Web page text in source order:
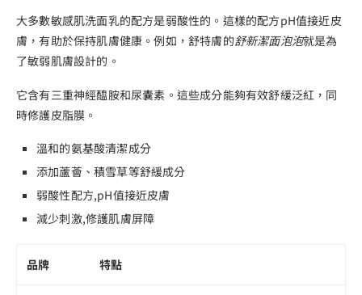
大多數敏感肌洗面乳的配方是弱酸性的。這樣的配方pH值接近皮
膚，有助於保持肌膚健康。例如，舒特膚的舒新潔面泡泡就是為
了敏弱肌膚設計的。
它含有三重神經醯胺和尿囊素。這些成分能夠有效舒緩泛紅，同
時修護皮脂膜。
溫和的氨基酸清潔成分
添加蘆薈、積雪草等舒緩成分
弱酸性配方,pH值接近皮膚
減少刺激,修護肌膚屏障
品牌 特點